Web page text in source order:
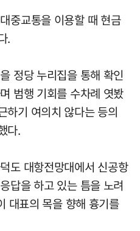
중교통을 이용할 때 현금
.
정당 누리집을 통해 확인
범행 기회를 수차례 엿봤
하기 여의치 않다는 등의
다.
도 대항전망대에서 신공항
답을 하고 있는 틈을 노려
대표의 목을 향해 흉기를